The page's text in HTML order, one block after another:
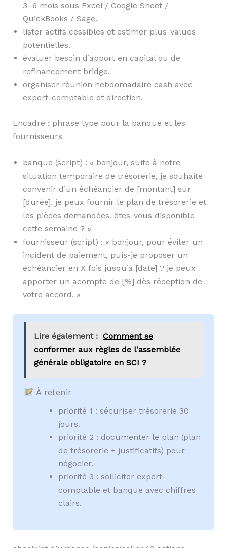
3–6 mois sous Excel / Google Sheet /
QuickBooks / Sage.
lister actifs cessibles et estimer plus-values
potentielles.
évaluer besoin d’apport en capital ou de
refinancement bridge.
organiser réunion hebdomadaire cash avec
expert-comptable et direction.
Encadré : phrase type pour la banque et les
fournisseurs
banque (script) : « bonjour, suite à notre
situation temporaire de trésorerie, je souhaite
convenir d’un échéancier de [montant] sur
[durée]. je peux fournir le plan de trésorerie et
les pièces demandées. êtes-vous disponible
cette semaine ? »
fournisseur (script) : « bonjour, pour éviter un
incident de paiement, puis-je proposer un
échéancier en X fois jusqu’à [date] ? je peux
apporter un acompte de [%] dès réception de
votre accord. »
Lire également : Comment se
conformer aux règles de l'assemblée
générale obligatoire en SCI ?
À retenir
priorité 1 : sécuriser trésorerie 30
jours.
priorité 2 : documenter le plan (plan
de trésorerie + justificatifs) pour
négocier.
priorité 3 : solliciter expert-
comptable et banque avec chiffres
clairs.